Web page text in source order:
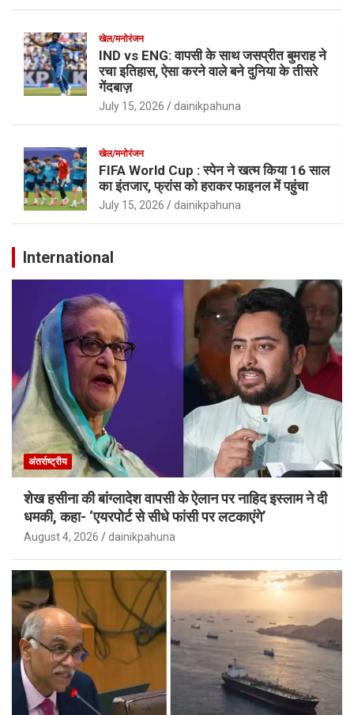
खेल/मनोरंजन
IND vs ENG: वापसी के साथ जसप्रीत बुमराह ने
रचा इतिहास, ऐसा करने वाले बने दुनिया के तीसरे
गेंदबाज़
July 15, 2026 dainikpahuna
खेल/मनोरंजन
FIFA World Cup : स्पेन ने खत्म किया 16 साल
का इंतजार, फ्रांस को हराकर फाइनल में पहुंचा
July 15, 2026 dainikpahuna
International
अंतर्राष्ट्रीय
शेख हसीना की बांग्लादेश वापसी के ऐलान पर नाहिद इस्लाम ने दी
धमकी, कहा- ‘एयरपोर्ट से सीधे फांसी पर लटकाएंगे’
August 4, 2026 dainikpahuna